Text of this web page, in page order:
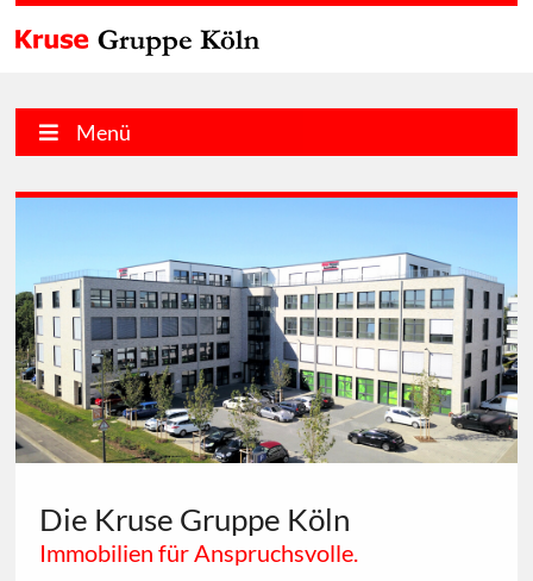
Menü
Die Kruse Gruppe Köln
Immobilien für Anspruchsvolle.